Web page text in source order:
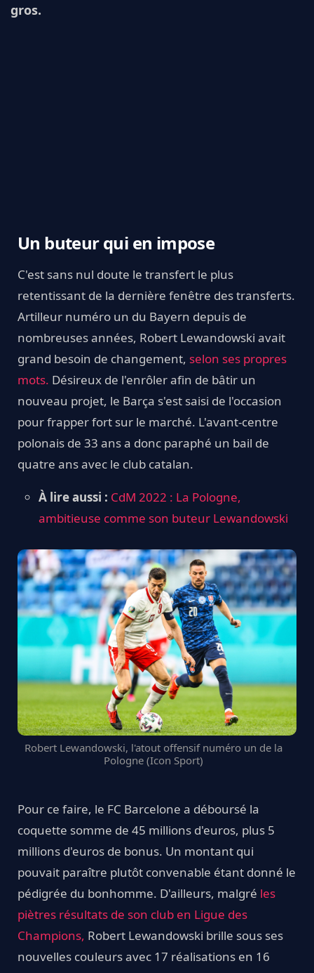
gros.
Un buteur qui en impose
C'est sans nul doute le transfert le plus
retentissant de la dernière fenêtre des transferts.
Artilleur numéro un du Bayern depuis de
nombreuses années, Robert Lewandowski avait
grand besoin de changement, selon ses propres
mots. Désireux de l'enrôler afin de bâtir un
nouveau projet, le Barça s'est saisi de l'occasion
pour frapper fort sur le marché. L'avant-centre
polonais de 33 ans a donc paraphé un bail de
quatre ans avec le club catalan.
À lire aussi : CdM 2022 : La Pologne,
ambitieuse comme son buteur Lewandowski
Robert Lewandowski, l'atout offensif numéro un de la
Pologne (Icon Sport)
Pour ce faire, le FC Barcelone a déboursé la
coquette somme de 45 millions d'euros, plus 5
millions d'euros de bonus. Un montant qui
pouvait paraître plutôt convenable étant donné le
pédigrée du bonhomme. D'ailleurs, malgré les
piètres résultats de son club en Ligue des
Champions, Robert Lewandowski brille sous ses
nouvelles couleurs avec 17 réalisations en 16